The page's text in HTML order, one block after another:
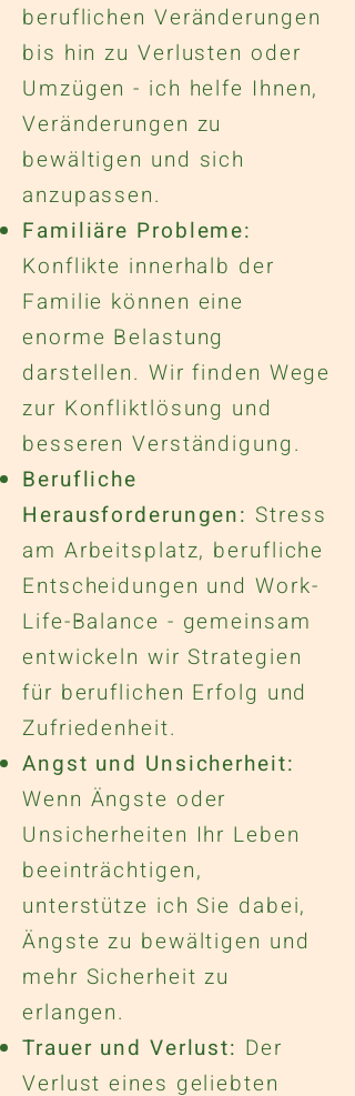
beruflichen Veränderungen
bis hin zu Verlusten oder
Umzügen - ich helfe Ihnen,
Veränderungen zu
bewältigen und sich
anzupassen.
Familiäre Probleme:
Konflikte innerhalb der
Familie können eine
enorme Belastung
darstellen. Wir finden Wege
zur Konfliktlösung und
besseren Verständigung.
Berufliche
Herausforderungen: Stress
am Arbeitsplatz, berufliche
Entscheidungen und Work-
Life-Balance - gemeinsam
entwickeln wir Strategien
für beruflichen Erfolg und
Zufriedenheit.
Angst und Unsicherheit:
Wenn Ängste oder
Unsicherheiten Ihr Leben
beeinträchtigen,
unterstütze ich Sie dabei,
Ängste zu bewältigen und
mehr Sicherheit zu
erlangen.
Trauer und Verlust: Der
Verlust eines geliebten